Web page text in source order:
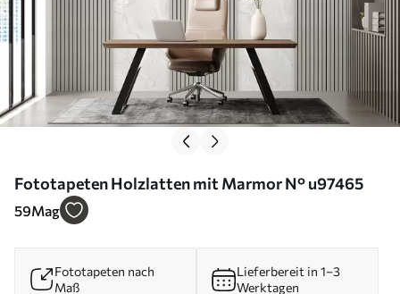
Fototapeten Holzlatten mit Marmor N° u97465
59Mag
Fototapeten nach
Maß
Lieferbereit in 1–3
Werktagen